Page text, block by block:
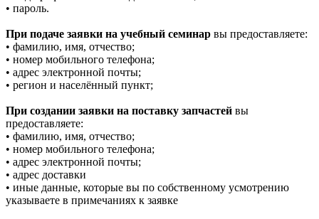
• пароль.
При подаче заявки на учебный семинар вы предоставляете:
• фамилию, имя, отчество;
• номер мобильного телефона;
• адрес электронной почты;
• регион и населённый пункт;
При создании заявки на поставку запчастей вы
предоставляете:
• фамилию, имя, отчество;
• номер мобильного телефона;
• адрес электронной почты;
• адрес доставки
• иные данные, которые вы по собственному усмотрению
указываете в примечаниях к заявке